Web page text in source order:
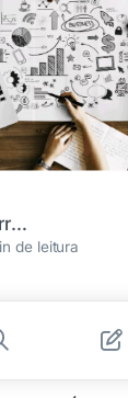
Ágatha Barros
de leitura
business